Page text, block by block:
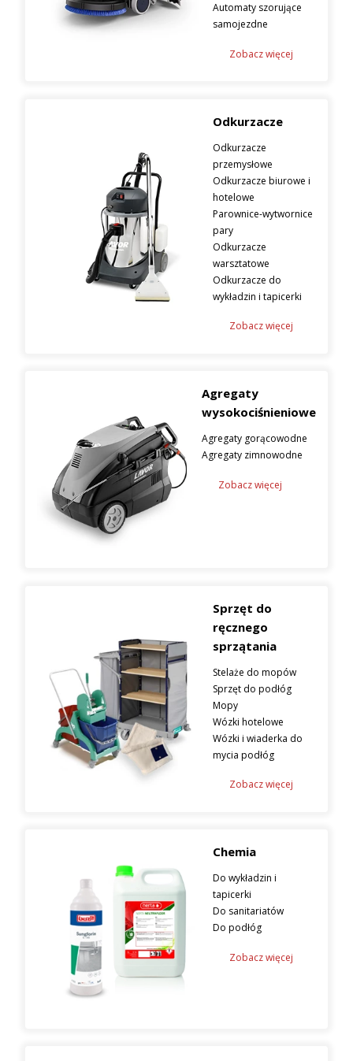
Automaty szorujące
samojezdne
Zobacz więcej
Odkurzacze
Odkurzacze
przemysłowe
Odkurzacze biurowe i
hotelowe
Parownice-wytwornice
pary
Odkurzacze
warsztatowe
Odkurzacze do
wykładzin i tapicerki
Zobacz więcej
Agregaty
wysokociśnieniowe
Agregaty gorącowodne
Agregaty zimnowodne
Zobacz więcej
Sprzęt do
ręcznego
sprzątania
Stelaże do mopów
Sprzęt do podłóg
Mopy
Wózki hotelowe
Wózki i wiaderka do
mycia podłóg
Zobacz więcej
Chemia
Do wykładzin i
tapicerki
Do sanitariatów
Do podłóg
Zobacz więcej